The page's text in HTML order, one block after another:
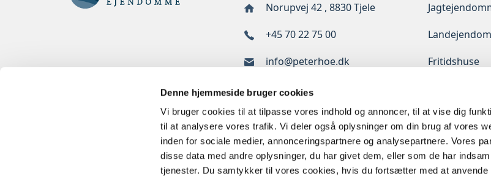
Denne hjemmeside bruger cookies
Vi bruger cookies til at tilpasse vores indhold og annoncer, til at vise dig
til at analysere vores trafik. Vi deler også oplysninger om din brug af vores
inden for sociale medier, annonceringspartnere og analysepartnere. Vores
disse data med andre oplysninger, du har givet dem, eller som de har
tjenester. Du samtykker til vores cookies, hvis du fortsætter med at anvende
Norupvej 42 , 8830 Tjele
+45 70 22 75 00
info@peterhoe.dk
Fritidshuse
Diskret
salg